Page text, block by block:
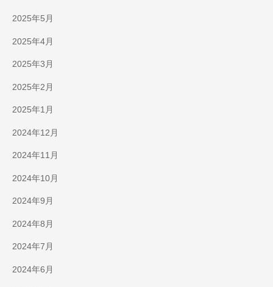
2025年5月
2025年4月
2025年3月
2025年2月
2025年1月
2024年12月
2024年11月
2024年10月
2024年9月
2024年8月
2024年7月
2024年6月